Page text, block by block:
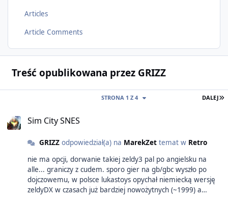
Articles
Article Comments
Treść opublikowana przez GRIZZ
DALEJ
STRONA 1 Z 4
Sim City SNES
GRIZZodpowiedział(a) na MarekZettemat w Retro
nie ma opcji, dorwanie takiej zeldy3 pal po angielsku na
alle... graniczy z cudem. sporo gier na gb/gbc wyszło po
dojczowemu, w polsce lukastoys opychał niemiecką wersję
zeldyDX w czasach już bardziej nowożytnych (~1999) a